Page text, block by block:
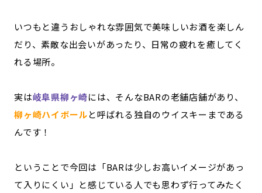
お問い合わせ 会社概要
いつもと違うおしゃれな雰囲気で美味しいお酒を楽しん
だり、素敵な出会いがあったり、日常の疲れを癒してく
れる場所。
実は岐阜県柳ヶ崎には、そんなBARの老舗店舗があり、
柳ヶ崎ハイボールと呼ばれる独自のウイスキーまである
んです！
ということで今回は「BARは少しお高いイメージがあっ
て入りにくい」と感じている人でも思わず行ってみたく